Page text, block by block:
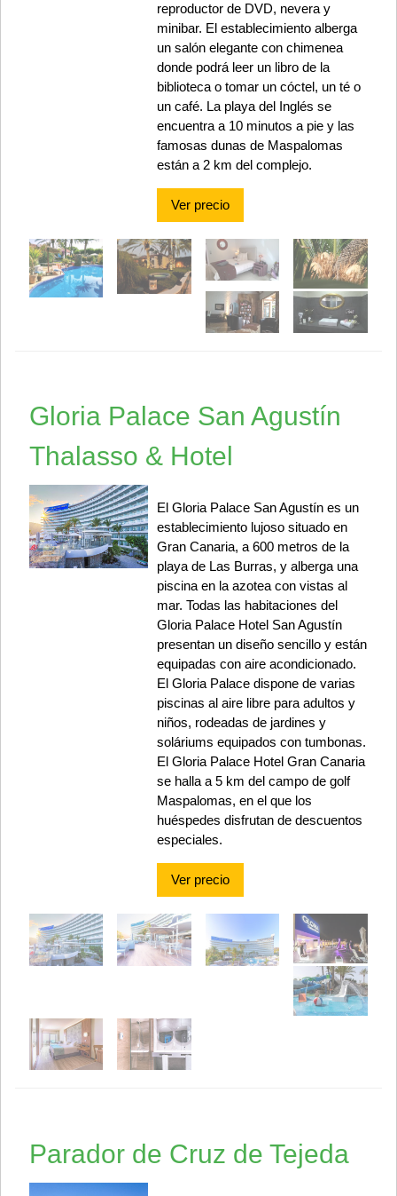
reproductor de DVD, nevera y
minibar. El establecimiento alberga
un salón elegante con chimenea
donde podrá leer un libro de la
biblioteca o tomar un cóctel, un té o
un café. La playa del Inglés se
encuentra a 10 minutos a pie y las
famosas dunas de Maspalomas
están a 2 km del complejo.
Ver precio
Gloria Palace San Agustín
Thalasso & Hotel
El Gloria Palace San Agustín es un
establecimiento lujoso situado en
Gran Canaria, a 600 metros de la
playa de Las Burras, y alberga una
piscina en la azotea con vistas al
mar. Todas las habitaciones del
Gloria Palace Hotel San Agustín
presentan un diseño sencillo y están
equipadas con aire acondicionado.
El Gloria Palace dispone de varias
piscinas al aire libre para adultos y
niños, rodeadas de jardines y
soláriums equipados con tumbonas.
El Gloria Palace Hotel Gran Canaria
se halla a 5 km del campo de golf
Maspalomas, en el que los
huéspedes disfrutan de descuentos
especiales.
Ver precio
Parador de Cruz de Tejeda